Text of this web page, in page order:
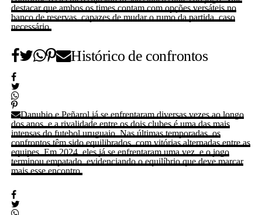
destacar que ambos os times contam com opções versáteis no
banco de reservas, capazes de mudar o rumo da partida, caso
necessário.
Histórico de confrontos
Danubio e Peñarol já se enfrentaram diversas vezes ao longo
dos anos, e a rivalidade entre os dois clubes é uma das mais
intensas do futebol uruguaio. Nas últimas temporadas, os
confrontos têm sido equilibrados, com vitórias alternadas entre as
equipes. Em 2024, eles já se enfrentaram uma vez, e o jogo
terminou empatado, evidenciando o equilíbrio que deve marcar
mais esse encontro.